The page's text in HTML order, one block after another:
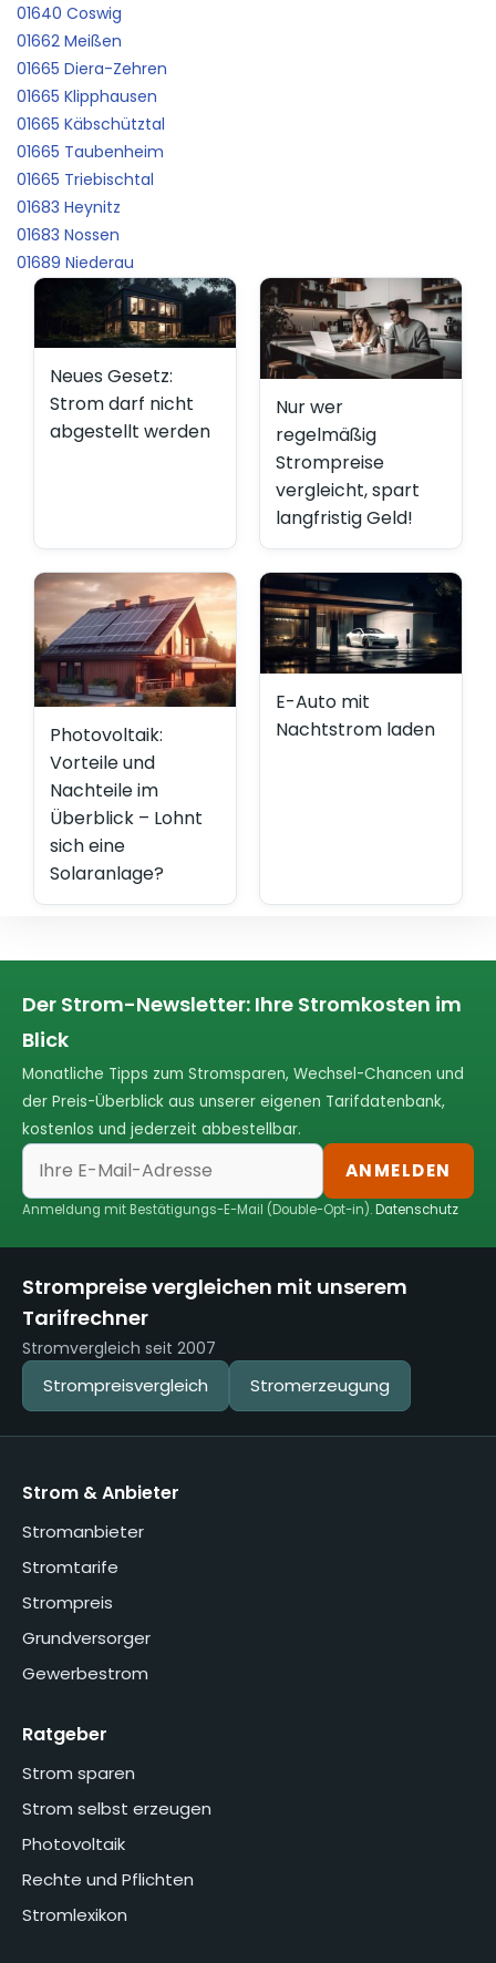
01640 Coswig
01662 Meißen
01665 Diera-Zehren
01665 Klipphausen
01665 Käbschütztal
01665 Taubenheim
01665 Triebischtal
01683 Heynitz
01683 Nossen
01689 Niederau
Neues Gesetz:
Strom darf nicht
abgestellt werden
Nur wer
regelmäßig
Strompreise
vergleicht, spart
langfristig Geld!
Photovoltaik:
Vorteile und
Nachteile im
Überblick – Lohnt
sich eine
Solaranlage?
E-Auto mit
Nachtstrom laden
Der Strom-Newsletter: Ihre Stromkosten im
Blick
Monatliche Tipps zum Stromsparen, Wechsel-Chancen und
der Preis-Überblick aus unserer eigenen Tarifdatenbank,
kostenlos und jederzeit abbestellbar.
ANMELDEN
Anmeldung mit Bestätigungs-E-Mail (Double-Opt-in).Datenschutz
Strompreise vergleichen mit unserem
Tarifrechner
Stromvergleich seit 2007
Strompreisvergleich Stromerzeugung
Strom & Anbieter
Stromanbieter
Stromtarife
Strompreis
Grundversorger
Gewerbestrom
Ratgeber
Strom sparen
Strom selbst erzeugen
Photovoltaik
Rechte und Pflichten
Stromlexikon